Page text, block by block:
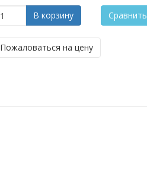
В корзину Сравнить
Пожаловаться на цену